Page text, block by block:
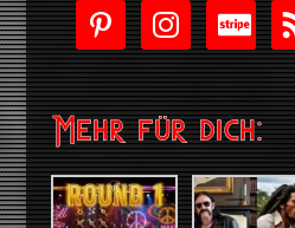
pinterestinstagram
cc-
stripe
rss
Mehr für dich: